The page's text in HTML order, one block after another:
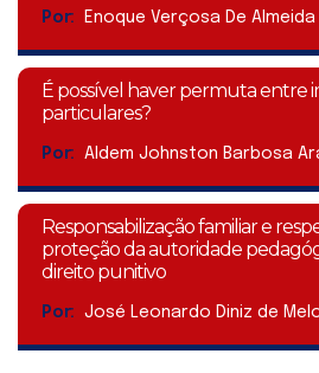
Por: Enoque Verçosa De Almeida
É possível haver permuta entre
particulares?
Por: Aldem Johnston Barbosa
Responsabilização familiar e
proteção da autoridade
direito punitivo
Por: José Leonardo Diniz de